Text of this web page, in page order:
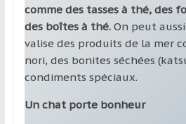
comme des tasses à thé, des
des boîtes à thé. On peut
valise des produits de la mer
nori, des bonites séchées
condiments spéciaux.
Un chat porte bonheur